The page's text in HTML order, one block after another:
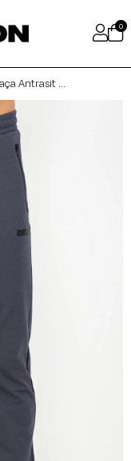
0
Maraton Regular Erkek Düz Paça Antrasit Eşofman Altı